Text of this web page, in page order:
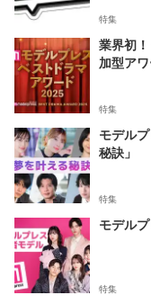
特集
業界初
加型ア
特集
モデル
秘訣」
特集
モデル
特集